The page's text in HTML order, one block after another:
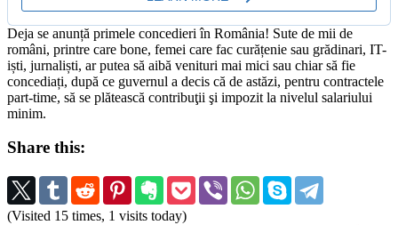
Deja se anunță primele concedieri în România! Sute de mii de
români, printre care bone, femei care fac curățenie sau grădinari, IT-
iști, jurnaliști, ar putea să aibă venituri mai mici sau chiar să fie
concediați, după ce guvernul a decis că de astăzi, pentru contractele
part-time, să se plătească contribuţii şi impozit la nivelul salariului
minim.
Share this:
(Visited 15 times, 1 visits today)